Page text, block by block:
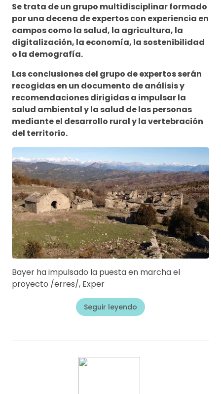
Se trata de un grupo multidisciplinar formado
por una decena de expertos con experiencia en
campos como la salud, la agricultura, la
digitalización, la economía, la sostenibilidad
o la demografía.
Las conclusiones del grupo de expertos serán
recogidas en un documento de análisis y
recomendaciones dirigidas a impulsar la
salud ambiental y la salud de las personas
mediante el desarrollo rural y la vertebración
del territorio.
Bayer ha impulsado la puesta en marcha el
proyecto /erres/, Exper
Seguir leyendo